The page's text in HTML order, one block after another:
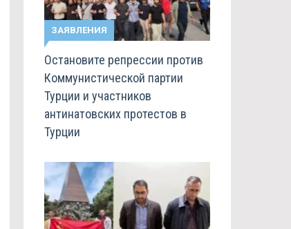
ЗАЯВЛЕНИЯ
Остановите репрессии против
Коммунистической партии
Турции и участников
антинатовских протестов в
Турции